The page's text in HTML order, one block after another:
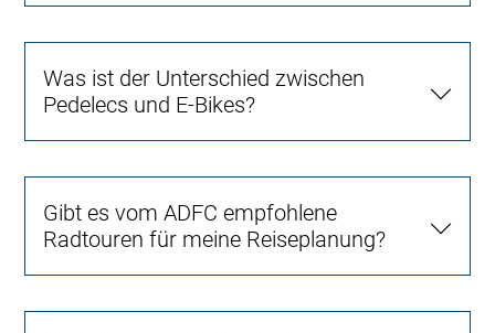
Was ist der Unterschied zwischen
Pedelecs und E-Bikes?
Gibt es vom ADFC empfohlene
Radtouren für meine Reiseplanung?